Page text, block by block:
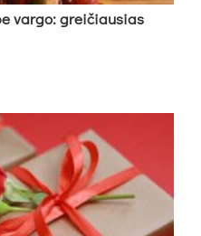
vargo: greičiausias